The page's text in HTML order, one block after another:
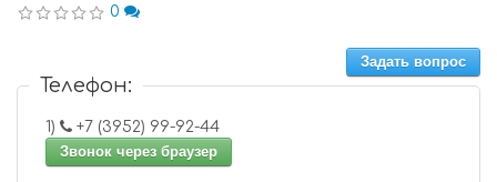
0
Задать вопрос
Телефон:
1)
+7 (3952) 99-92-44
Звонок через браузер